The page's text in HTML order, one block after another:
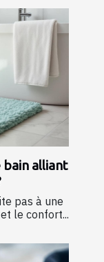
bain alliant
pas à une
le confort...